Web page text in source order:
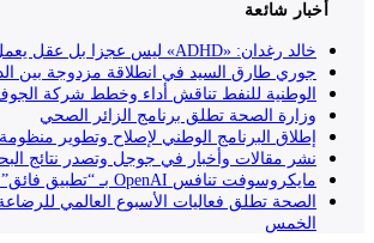
أخبار شائعة
خالد رغدان: «ADHD» ليس عجزا بل عقل يعمل بذكاء وإيقاع مختلف
جوري طارق السيد في انطلاقة مزدوجة بين
الوطنية للنفط تناقش أداء وخطط شركة الجوف
وزارة الصحة تطلق برنامج الزائر الصحي
إطلاق البرنامج الوطني لإصلاح وتطوير منظومة
نشر مقالات وأخبار في جوجل وتصدر نتائج
مايكروسوفت تنافس OpenAI بـ “تطبيق فائق” لخدمات Copilot
الصحة تطلق فعاليات الأسبوع العالمي للرضاعة
الخمس